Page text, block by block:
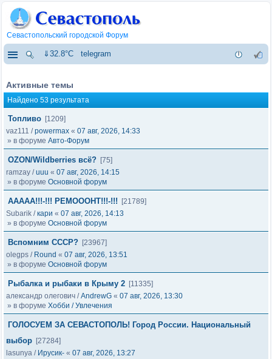
Севастопольский городской Форум
⇓32.8°C telegram
Активные темы
Найдено 53 результата
Топливо [1209]
vaz111 /powermax « 07 авг, 2026, 14:33
» в форуме Авто-Форум
OZON/Wildberries всё? [75]
ramzay /uuu « 07 авг, 2026, 14:15
» в форуме Основной форум
ААААА!!!-!!! РЕМОООНТ!!!-!!!
[21789]
Subarik /кари « 07 авг, 2026, 14:13
» в форуме Основной форум
Вспомним СССР? [23967]
olegps / Round « 07 авг, 2026, 13:51
» в форуме Основной форум
Рыбалка и рыбаки в Крыму 2 [11335]
александр олегович /AndrewG « 07 авг, 2026, 13:30
» в форуме Хобби / Увлечения
ГОЛОСУЕМ ЗА СЕВАСТОПОЛЬ! Город России. Национальный
выбор [27284]
lasunya / Ирусик- « 07 авг, 2026, 13:27